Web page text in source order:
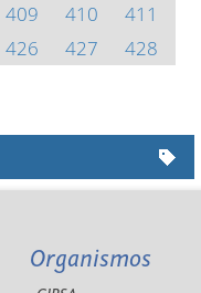
409 410
411
426 427
428
Organismos